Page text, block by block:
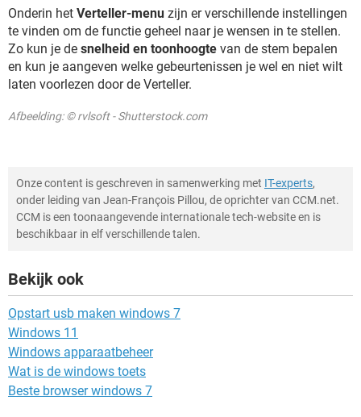
Onderin het Verteller-menu zijn er verschillende instellingen
te vinden om de functie geheel naar je wensen in te stellen.
Zo kun je de snelheid en toonhoogte van de stem bepalen
en kun je aangeven welke gebeurtenissen je wel en niet wilt
laten voorlezen door de Verteller.
Afbeelding: © rvlsoft - Shutterstock.com
Onze content is geschreven in samenwerking met IT-experts,
onder leiding van Jean-François Pillou, de oprichter van CCM.net.
CCM is een toonaangevende internationale tech-website en is
beschikbaar in elf verschillende talen.
Bekijk ook
Opstart usb maken windows 7
Windows 11
Windows apparaatbeheer
Wat is de windows toets
Beste browser windows 7